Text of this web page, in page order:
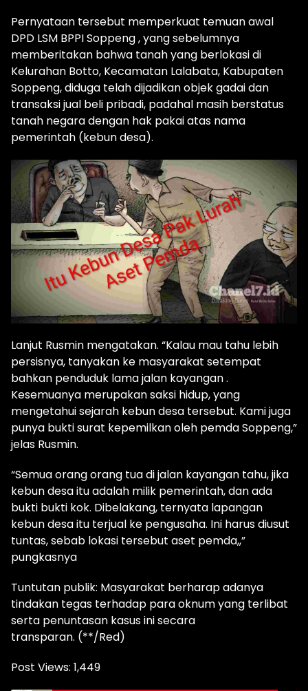
Pernyataan tersebut memperkuat temuan awal
DPD LSM BPPI Soppeng , yang sebelumnya
memberitakan bahwa tanah yang berlokasi di
Kelurahan Botto, Kecamatan Lalabata, Kabupaten
Soppeng, diduga telah dijadikan objek gadai dan
transaksi jual beli pribadi, padahal masih berstatus
tanah negara dengan hak pakai atas nama
pemerintah (kebun desa).
Lanjut Rusmin mengatakan. “Kalau mau tahu lebih
persisnya, tanyakan ke masyarakat setempat
bahkan penduduk lama jalan kayangan .
Kesemuanya merupakan saksi hidup, yang
mengetahui sejarah kebun desa tersebut. Kami juga
punya bukti surat kepemilkan oleh pemda Soppeng,”
jelas Rusmin.
“Semua orang orang tua di jalan kayangan tahu, jika
kebun desa itu adalah milik pemerintah, dan ada
bukti bukti kok. Dibelakang, ternyata lapangan
kebun desa itu terjual ke pengusaha. Ini harus diusut
tuntas, sebab lokasi tersebut aset pemda,,”
pungkasnya
Tuntutan publik: Masyarakat berharap adanya
tindakan tegas terhadap para oknum yang terlibat
serta penuntasan kasus ini secara
transparan. (**/Red)
Post Views: 1,449